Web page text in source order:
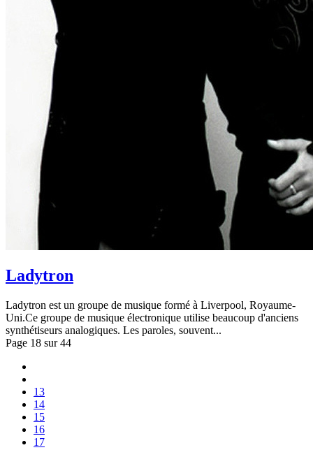
Ladytron
Ladytron est un groupe de musique formé à Liverpool, Royaume-
Uni.Ce groupe de musique électronique utilise beaucoup d'anciens
synthétiseurs analogiques. Les paroles, souvent...
Page 18 sur 44
13
14
15
16
17